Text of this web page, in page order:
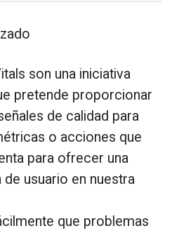
son una iniciativa
pretende proporcionar
de calidad para
o acciones que
para ofrecer una
usuario en nuestra
que problemas